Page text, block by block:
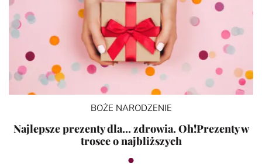
BOŻE NARODZENIE
Najlepsze prezenty dla… zdrowia. Oh!Prezenty w
trosce o najbliższych